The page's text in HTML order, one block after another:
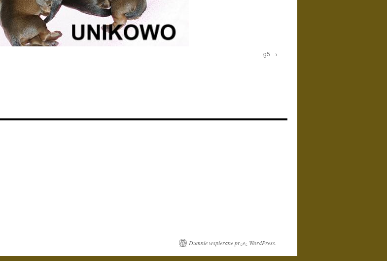
g5
Dumnie wspierane przez WordPress.